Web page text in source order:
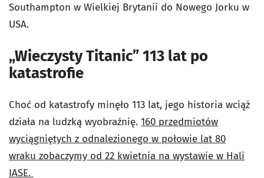
Southampton w Wielkiej Brytanii do Nowego Jorku w
USA.
„Wieczysty Titanic” 113 lat po
katastrofie
Choć od katastrofy minęło 113 lat, jego historia wciąż
działa na ludzką wyobraźnię. 160 przedmiotów
wyciągniętych z odnalezionego w połowie lat 80
wraku zobaczymy od 22 kwietnia na wystawie w Hali
IASE.